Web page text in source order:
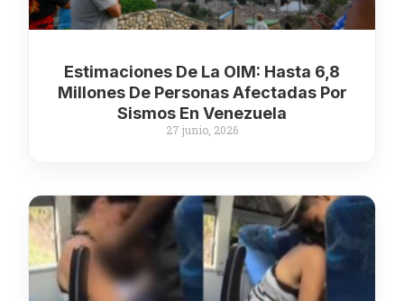
Estimaciones De La OIM: Hasta 6,8
Millones De Personas Afectadas Por
Sismos En Venezuela
27 junio, 2026